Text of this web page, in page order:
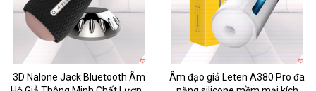
3D Nalone Jack Bluetooth Âm
Âm đạo giả Leten A380 Pro đa